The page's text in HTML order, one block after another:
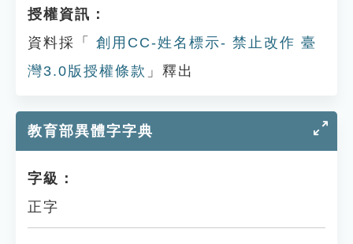
授權資訊：
資料採「
創用CC-姓名標示- 禁止改作 臺
灣3.0版授權條款 」釋出
教育部異體字字典
字級：
正字